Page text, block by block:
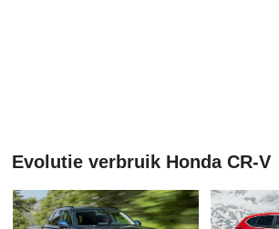
Evolutie verbruik Honda CR-V